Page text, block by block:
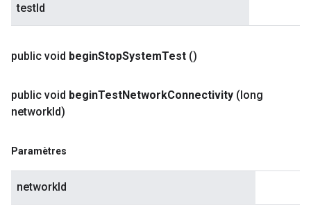
testId
public void beginStopSystemTest ()
public void beginTestNetworkConnectivity (long
networkId)
Paramètres
networkId